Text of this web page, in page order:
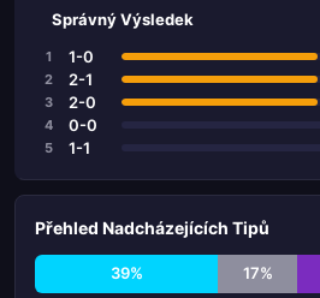
Správný Výsledek
1 1-0
2 2-1
3 2-0
4 0-0
5 1-1
Přehled Nadcházejících Tipů
39% 17%